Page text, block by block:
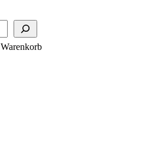
Warenkorb